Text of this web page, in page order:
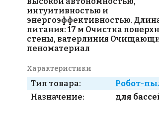
интуитивностью и
энергоэффективностью.
питания: 17 м Очистка
стены, ватерлиния
пеноматериал
Характеристики
Тип товара:
Робот-
Назначение:
для